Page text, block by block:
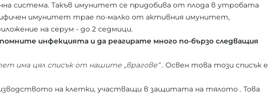
система. Такъв имунитет се придобива от плода в утробата
имунитет трае по-малко от активния имунитет,
на серум - до 2 седмици.
инфекцията и да реагирате много по-бързо следващия
има цял списък от нашите „врагове“. Освен това този списък е
на клетки, участващи в защитата на тялото . Това